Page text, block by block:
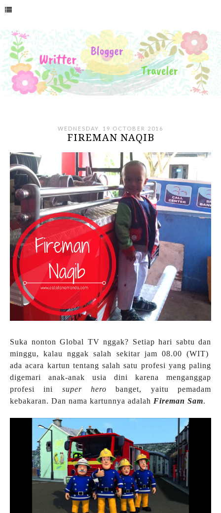
WEDNESDAY, 19 OCTOBER 2016
FIREMAN NAQIB
Suka nonton Global TV nggak? Setiap hari sabtu dan
minggu, kalau nggak salah sekitar jam 08.00 (WIT)
ada acara kartun tentang salah satu profesi yang paling
digemari anak-anak usia dini karena menganggap
profesi ini super hero banget, yaitu pemadam
kebakaran. Dan nama kartunnya adalah Fireman Sam.